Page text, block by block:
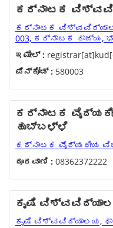
ಕರ್ನಾಟಕ
ಕರ್ನಾಟಕ
003, ಕರ್ನಾಟಕ ರಾಜ್ಯ,
ಇಮೇಲ್ :
ಪಿನ್‌ಕೋಡ್ : 580003
ಕರ್ನಾಟಕ
ಹುಬ್ಬಳ್ಳಿ
ಕರ್ನಾಟಕ ವೈದ್ಯಕೀಯ
ದೂರವಾಣಿ : 08362372222
ಕೃಷಿ
ಕೃಷಿ ವಿಶ್ವವಿದ್ಯಾಲಯ,